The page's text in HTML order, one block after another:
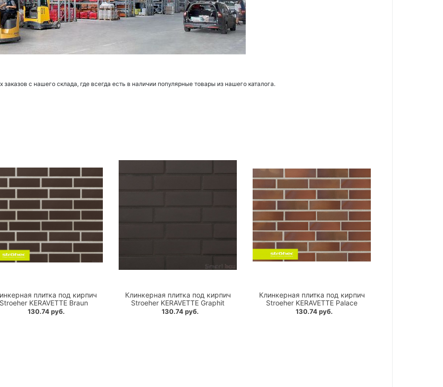
с нашего склада, где всегда есть в наличии популярные товары из нашего каталога.
плитка под кирпич
Stroeher KERAVETTE Braun
130.74 руб.
Клинкерная плитка под кирпич
Stroeher KERAVETTE Graphit
130.74 руб.
Клинкерная плитка под кирпич
Stroeher KERAVETTE Palace
130.74 руб.